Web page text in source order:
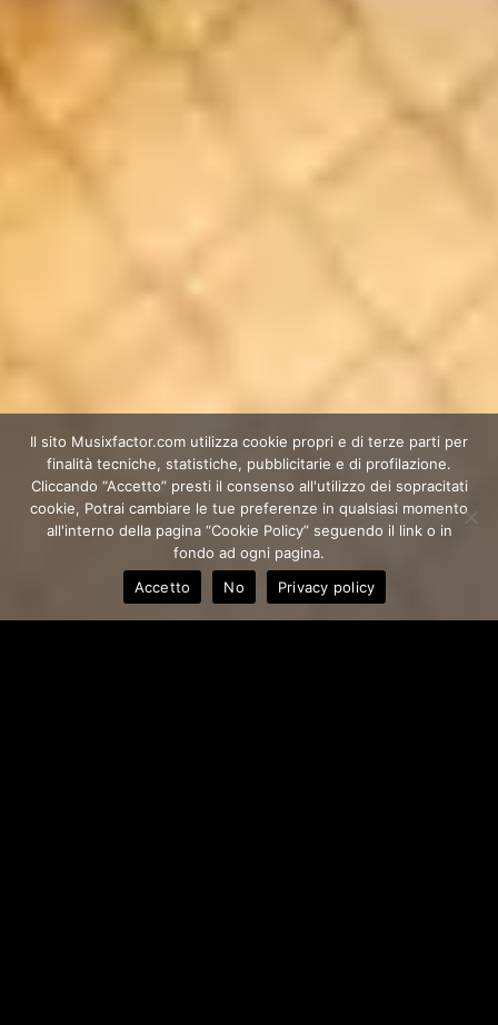
Il sito Musixfactor.com utilizza cookie propri e di terze parti per
finalità tecniche, statistiche, pubblicitarie e di profilazione.
Cliccando “Accetto” presti il consenso all'utilizzo dei sopracitati
cookie, Potrai cambiare le tue preferenze in qualsiasi momento
all'interno della pagina “Cookie Policy” seguendo il link o in
fondo ad ogni pagina.
Accetto
No Privacy policy